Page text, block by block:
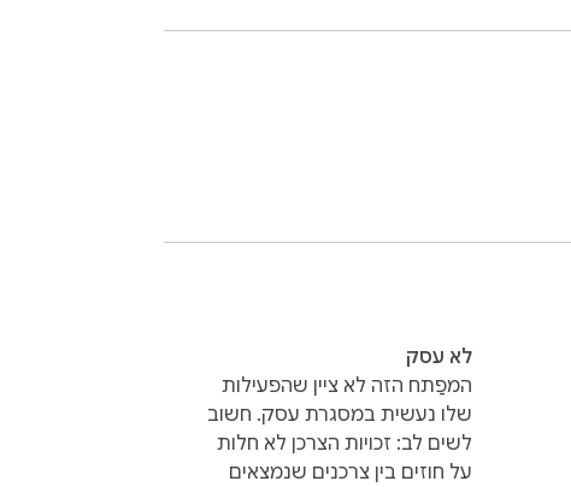
לא עסק
המפַתח הזה לא ציין שהפעילות
שלו נעשית במסגרת עסק. חשוב
לשים לב: זכויות הצרכן לא חלות
על חוזים בין צרכנים שנמצאים